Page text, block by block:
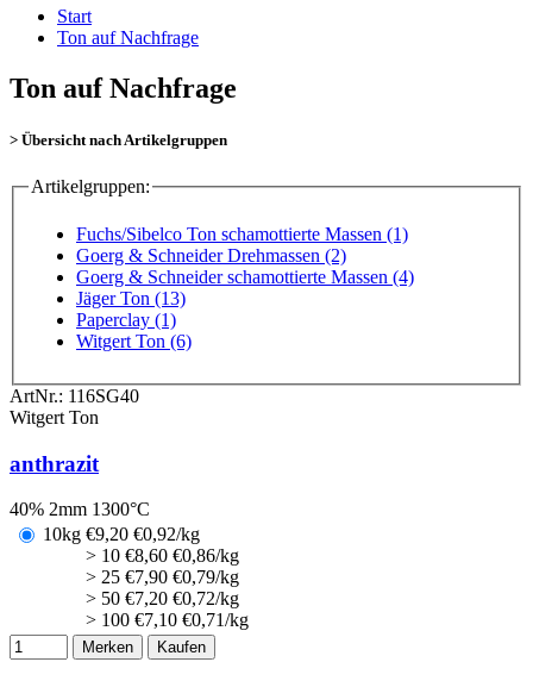
Start
Ton auf Nachfrage
Ton auf Nachfrage
> Übersicht nach Artikelgruppen
Artikelgruppen:
Fuchs/Sibelco Ton schamottierte Massen (1)
Goerg & Schneider Drehmassen (2)
Goerg & Schneider schamottierte Massen (4)
Jäger Ton (13)
Paperclay (1)
Witgert Ton (6)
ArtNr.: 116SG40
Witgert Ton
anthrazit
40% 2mm 1300°C
10kg €9,20 €0,92/kg
> 10 €8,60 €0,86/kg
> 25 €7,90 €0,79/kg
> 50 €7,20 €0,72/kg
> 100 €7,10 €0,71/kg
Merken Kaufen